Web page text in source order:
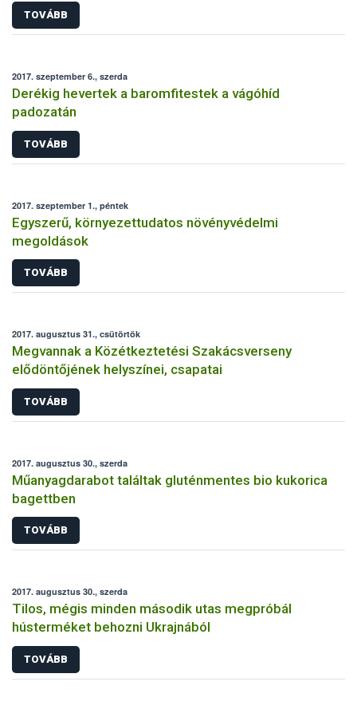
TOVÁBB
2017. szeptember 6., szerda
Derékig hevertek a baromfitestek a vágóhíd
padozatán
TOVÁBB
2017. szeptember 1., péntek
Egyszerű, környezettudatos növényvédelmi
megoldások
TOVÁBB
2017. augusztus 31., csütörtök
Megvannak a Közétkeztetési Szakácsverseny
elődöntőjének helyszínei, csapatai
TOVÁBB
2017. augusztus 30., szerda
Műanyagdarabot találtak gluténmentes bio kukorica
bagettben
TOVÁBB
2017. augusztus 30., szerda
Tilos, mégis minden második utas megpróbál
hústerméket behozni Ukrajnából
TOVÁBB